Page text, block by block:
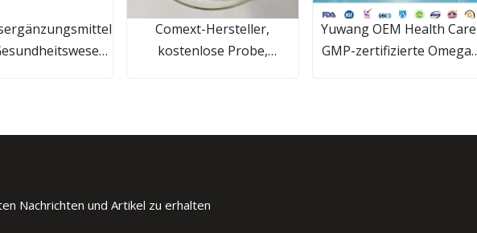
Comext-Hersteller,
kostenlose Probe,
Polysaccharide, Pulver,
Extrakt
Yuwang OEM Health Care
GMP-zertifizierte Omega-
Nachrichten und Artikel zu erhalten